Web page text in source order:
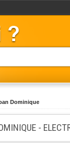
Dominique
-